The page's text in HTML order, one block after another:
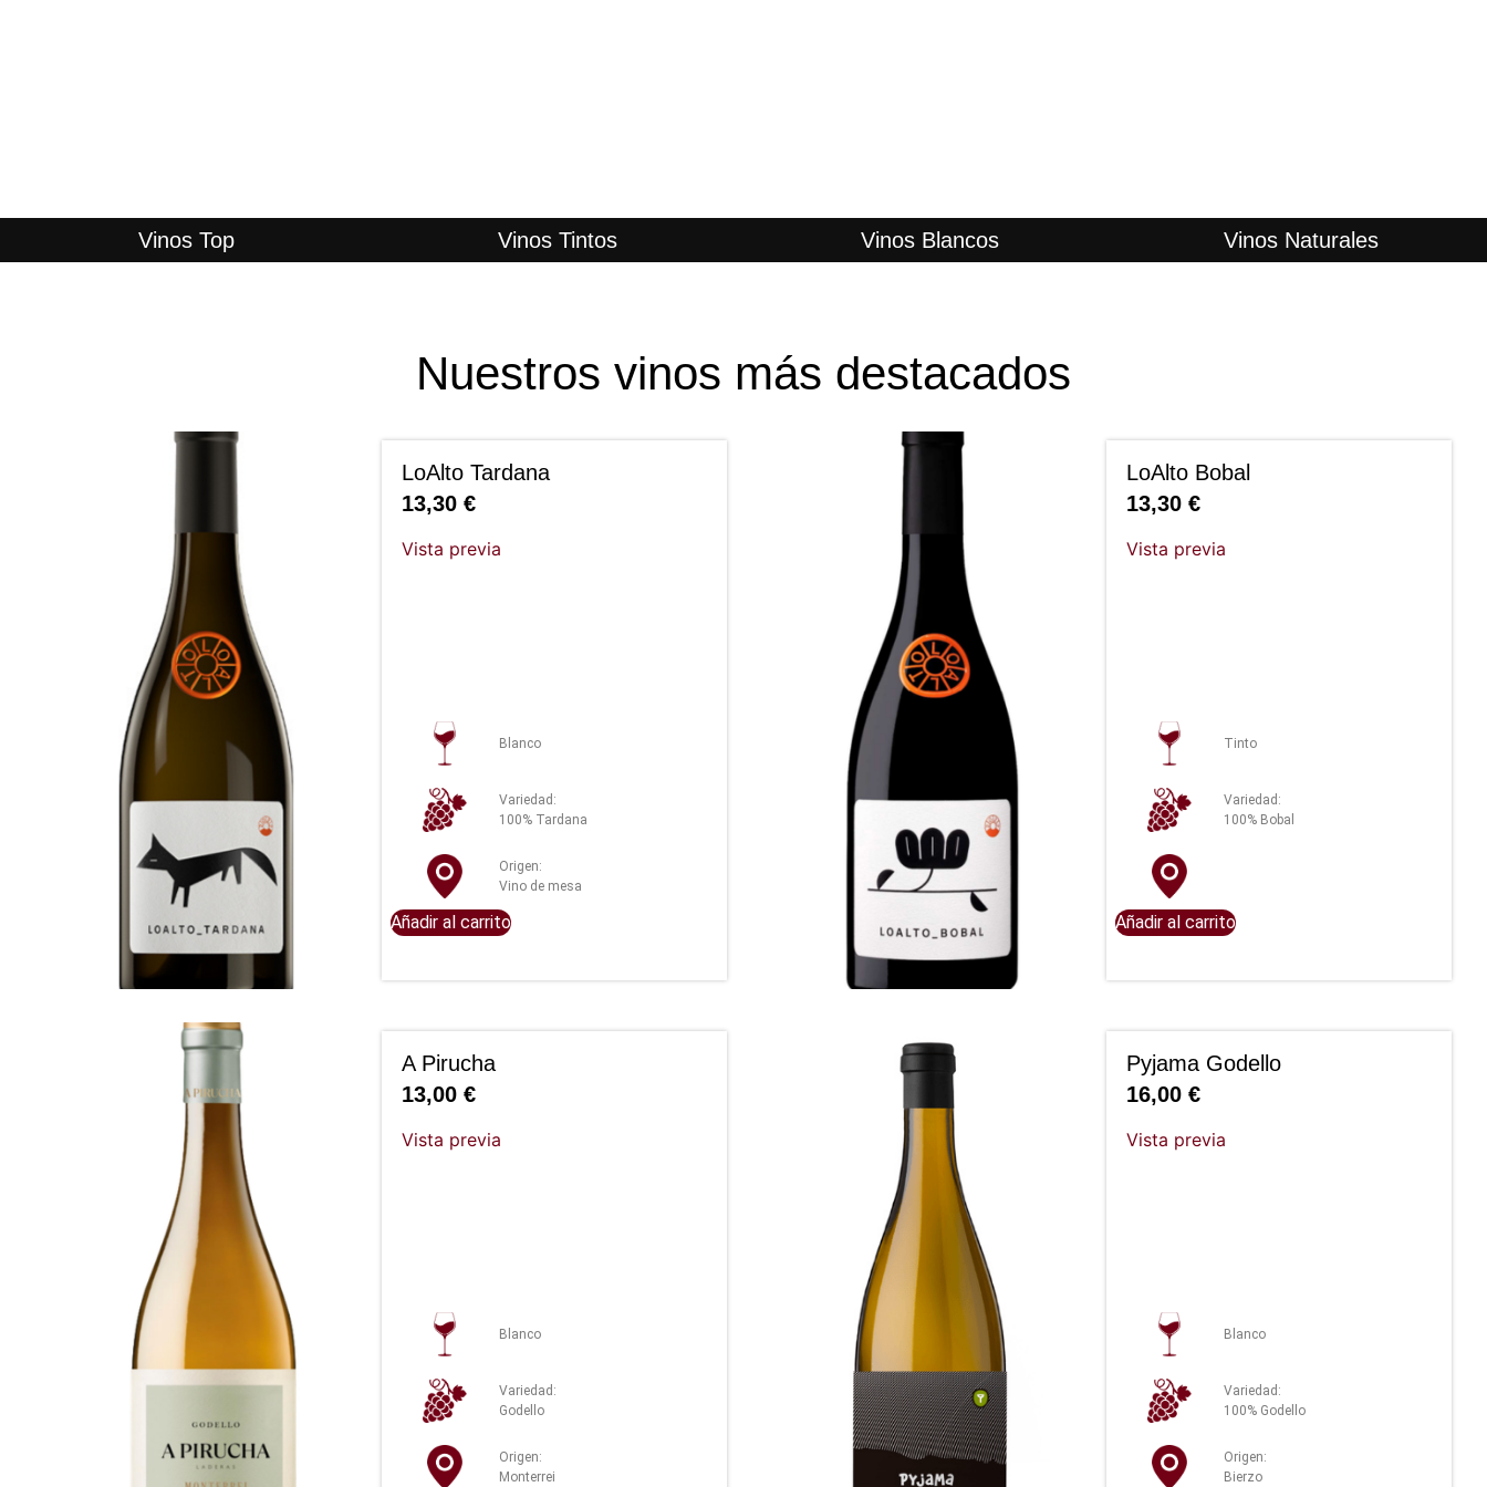
Vinos Top Vinos Tintos Vinos Blancos Vinos Naturales
Nuestros vinos más destacados
LoAlto Tardana
13,30 €
Vista previa
Blanco
Variedad:
100% Tardana
Origen:
Vino de mesa
Añadir al carrito
LoAlto Bobal
13,30 €
Vista previa
Tinto
Variedad:
100% Bobal
Añadir al carrito
A Pirucha
13,00 €
Vista previa
Blanco
Variedad:
Godello
Origen:
Monterrei
Pyjama Godello
16,00 €
Vista previa
Blanco
Variedad:
100% Godello
Origen:
Bierzo